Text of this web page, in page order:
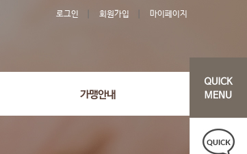
로그인 회원가입 마이페이지
가맹안내